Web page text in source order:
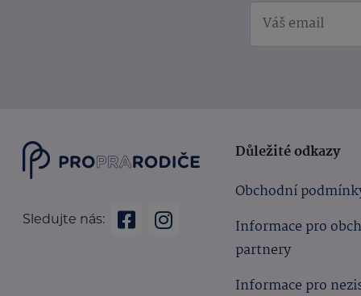
Sledujte nás:
Důležité odkazy
Obchodní
Informace pro
partnery
Informace pro